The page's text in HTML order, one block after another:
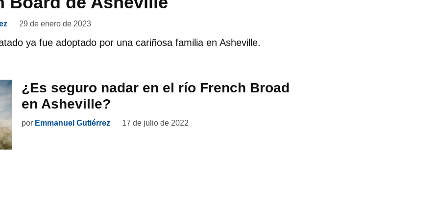
29 de enero de 2023
ya fue adoptado por una cariñosa familia en Asheville.
¿Es seguro nadar en el río French Broad
en Asheville?
por Emmanuel Gutiérrez 17 de julio de 2022